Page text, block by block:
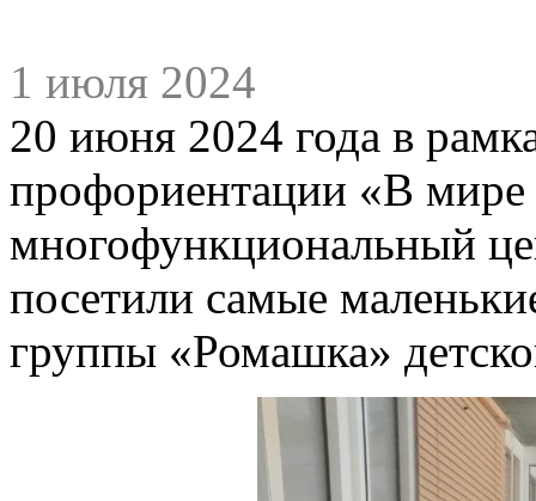
1 июля 2024
20 июня 2024 года в
профориентации «В
многофункциональный
посетили самые
группы «Ромашка»